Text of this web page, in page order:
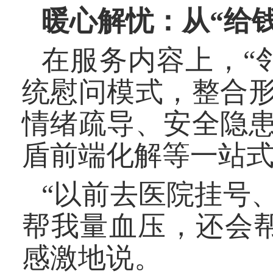
暖心解忧：从“给
在服务内容上，“
统慰问模式，整合
情绪疏导、安全隐
盾前端化解等一
“以前去医院挂号
帮我量血压，还会
感激地说。